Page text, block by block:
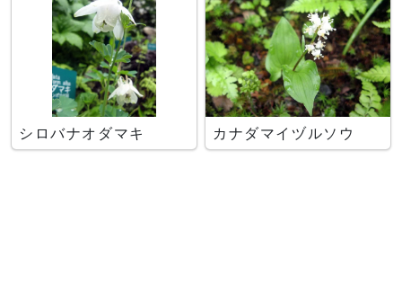
シロバナオダマキ カナダマイヅルソウ